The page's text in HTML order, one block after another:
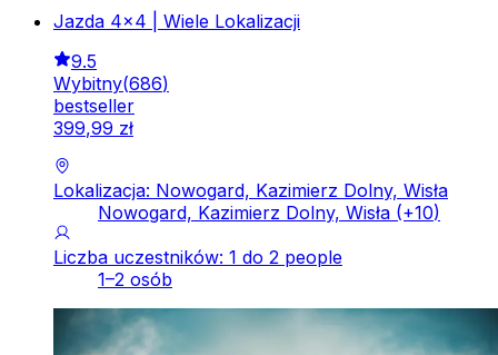
Jazda 4x4 | Wiele Lokalizacji
9.5
Wybitny(686)
bestseller
399,99 zł
Lokalizacja: Nowogard, Kazimierz Dolny, Wisła
Nowogard, Kazimierz Dolny, Wisła (+10)
Liczba uczestników: 1 do 2 people
1–2 osób